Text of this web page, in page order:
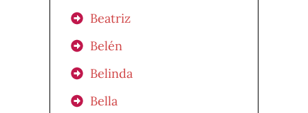
Beatriz
Belén
Belinda
Bella